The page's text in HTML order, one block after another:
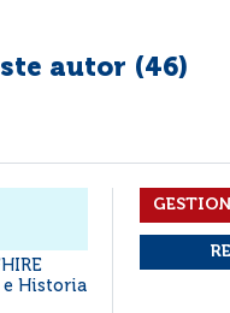
autor (46)
e Historia